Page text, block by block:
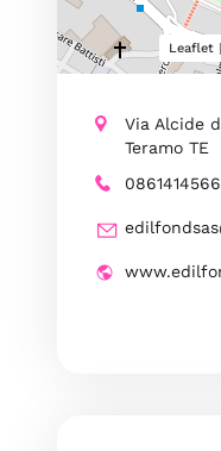
Leaflet
Via Alcide
Teramo TE
0861414566